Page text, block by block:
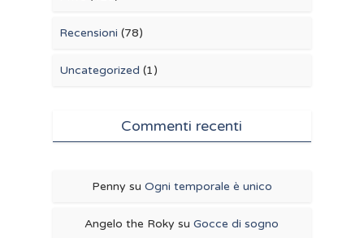
Recensioni (78)
Uncategorized (1)
Commenti recenti
Penny su Ogni temporale è unico
Angelo the Roky suGocce di sogno